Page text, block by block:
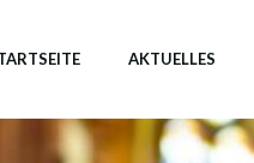
AKTUELLES